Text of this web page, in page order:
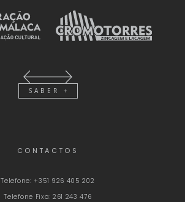
SABER +
CONTACTOS
Telefone: +351 926 405 202
Telefone Fixo: 261 243 476